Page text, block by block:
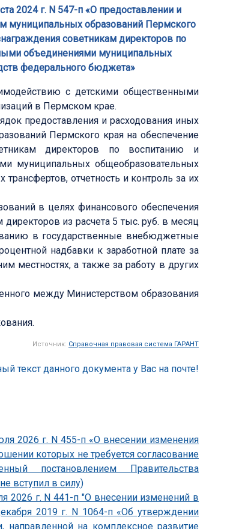
2024 г. N 547-п «О предоставлении и
образований Пермского
советникам директоров по
объединениями муниципальных
федерального бюджета»
с детскими общественными
в Пермском крае.
предоставления и расходования иных
Пермского края на обеспечение
директоров по воспитанию и
муниципальных общеобразовательных
отчетность и контроль за их
в целях финансового обеспечения
из расчета 5 тыс. руб. в месяц
в государственные внебюджетные
надбавки к заработной плате за
местностях, а также за работу в других
между Министерством образования
Источник: Справочная правовая система ГАРАНТ
2026 г. N 455-п «О внесении изменения
которых не требуется согласование
постановлением Правительства
вступил в силу)
2026 г. N 441-п "О внесении изменений в
2019 г. N 1064-п «Об утверждении
направленной на комплексное развитие